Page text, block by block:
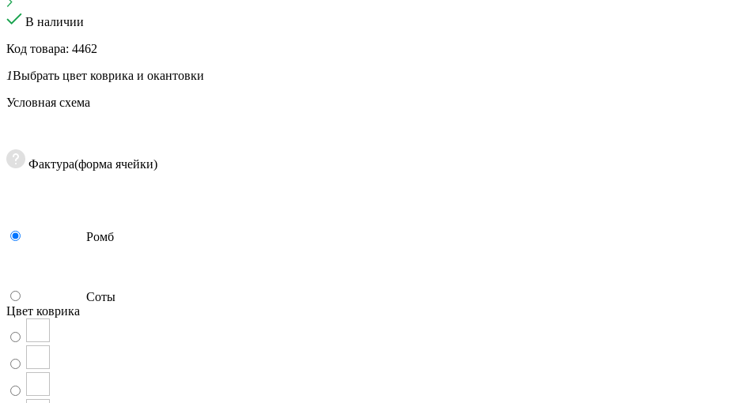
В наличии
Код товара: 4462
1Выбрать цвет коврика и окантовки
Условная схема
Фактура(форма ячейки)
Ромб
Соты
Цвет коврика